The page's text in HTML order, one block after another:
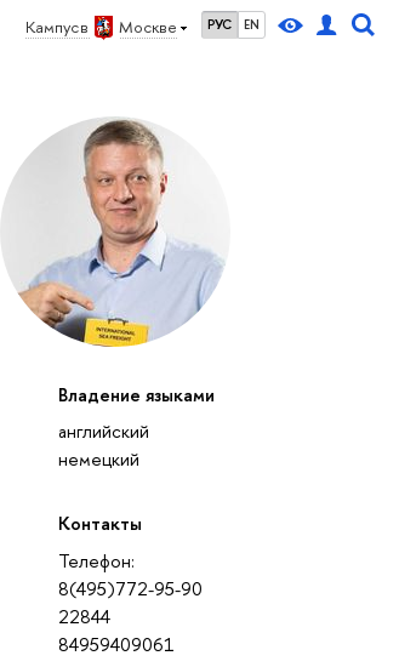
Кампус в Москве РУС EN
Владение языками
английский
немецкий
Контакты
Телефон:
8(495)772-95-90
22844
84959409061